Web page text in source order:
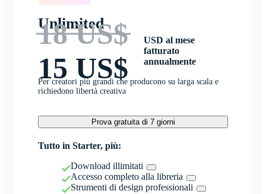
Unlimited
18 US$
15 US$
USD al mese
fatturato
annualmente
Per creatori più grandi che producono su larga scala e
richiedono libertà creativa
Prova gratuita di 7 giorni
Tutto in Starter, più:
Download illimitati
Accesso completo alla libreria
Strumenti di design professionali